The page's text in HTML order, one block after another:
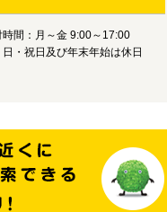
時間：月～金 9:00～17:00
日・祝日及び年末年始は休日